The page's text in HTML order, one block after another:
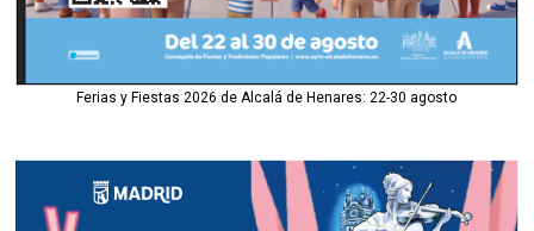
Ferias y Fiestas 2026 de Alcalá de Henares: 22-30 agosto